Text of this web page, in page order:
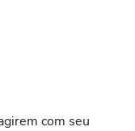
com seu